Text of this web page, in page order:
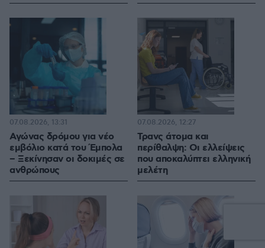
Αγώνας δρόμου για νέο
εμβόλιο κατά του Έμπολα
– Ξεκίνησαν οι δοκιμές σε
ανθρώπους
07.08.2026, 13:31
Τρανς άτομα και
περίθαλψη: Οι ελλείψεις
που αποκαλύπτει ελληνική
μελέτη
07.08.2026, 12:27